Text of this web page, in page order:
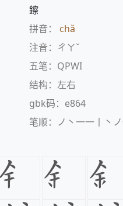
鑔
拼音： chǎ
注音：ㄔㄚˇ
五笔：QPWI
结构：左右
gbk码：e864
笔顺：ノ丶一一丨丶